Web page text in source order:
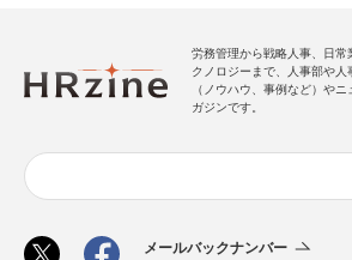
労務管理から戦略人事、日
クノロジーまで、人事部や
（ノウハウ、事例など）や
ガジンです。
メールバックナンバー